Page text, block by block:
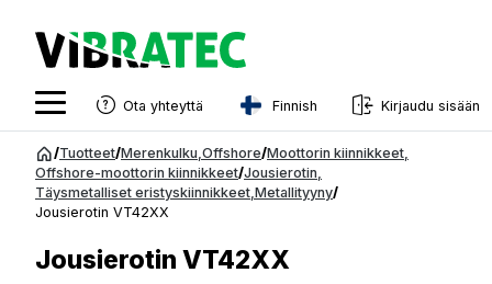
Siirry
sisältöön
Ota yhteyttä Finnish
English
Swedish
French
Kirjaudu sisään
/Tuotteet/Merenkulku Offshore/Moottorin kiinnikkeet
Offshore-moottorin kiinnikkeet/Jousierotin
Täysmetalliset eristyskiinnikkeet Metallityyny/
Jousierotin VT42XX
Jousierotin VT42XX